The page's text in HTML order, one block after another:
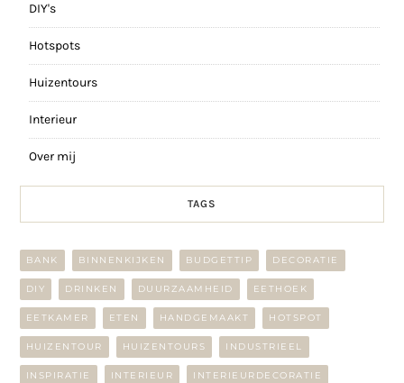
DIY's
Hotspots
Huizentours
Interieur
Over mij
TAGS
BANK BINNENKIJKEN BUDGETTIP DECORATIE
DIY DRINKEN DUURZAAMHEID EETHOEK
EETKAMER ETEN HANDGEMAAKT HOTSPOT
HUIZENTOUR HUIZENTOURS INDUSTRIEEL
INSPIRATIE INTERIEUR INTERIEURDECORATIE